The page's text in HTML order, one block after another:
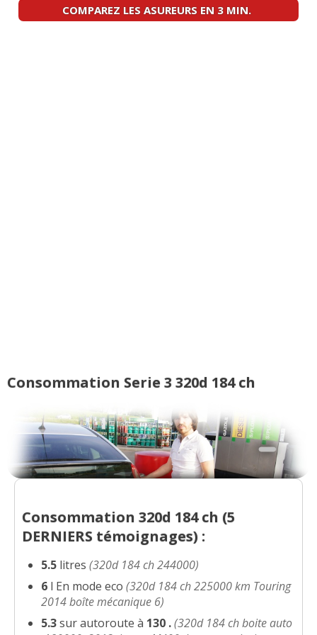
320d 184 ch BVA 8 année 2012 full
options fin(0 )
06/20 320d 184 ch 45000, 2012, LUXURY,
)
18/20
320d 184 ch Bmw F31 (touring) luxury
BVA8 St(0 )
18/20
320d 184 ch 160000km version Luxury
boite aut(0 )
18/20
320d 184 ch annee 2012 174000 luxury
18/20 320d 184 ch
COMPAREZ LES ASUREURS EN 3 MIN.
Consommation Serie 3 320d 184 ch
Consommation 320d 184 ch (5
DERNIERS témoignages) :
5.5 litres(320d 184 ch 244000)
6 l En mode eco(320d 184 ch 225000 km Touring
2014 boîte mécanique 6)
5.3 sur autoroute à 130 . (320d 184 ch boite auto